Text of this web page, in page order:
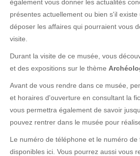
également vous donner les actualités
présentes actuellement ou bien s'il
déposer les affaires qui pourraient vous
visite.
Durant la visite de ce musée, vous
et des expositions sur le thème
Avant de vous rendre dans ce musée,
et horaires d'ouverture en consultant la
vous permettra également de savoir
pouvez rentrer dans le musée pour
Le numéro de téléphone et le numéro
disponibles ici. Vous pourrez aussi vous